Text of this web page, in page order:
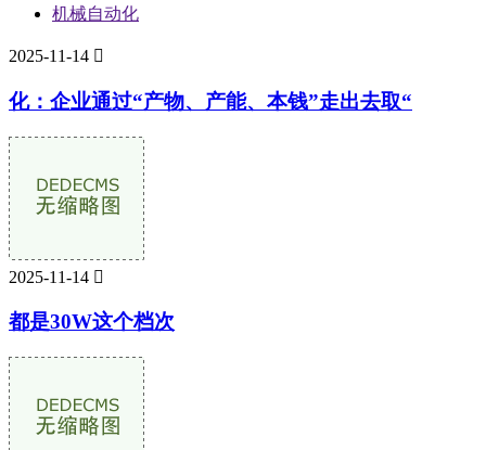
机械自动化
2025-11-14 
化：企业通过“产物、产能、本钱”走出去取“
2025-11-14 
都是30W这个档次